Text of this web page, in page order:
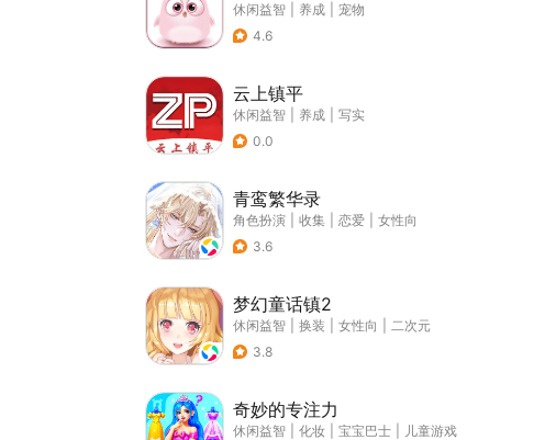
休闲益智 养成
宠物
4.6
云上镇平
休闲益智 养成
写实
0.0
青鸾繁华录
角色扮演 收集 恋爱
女性向
3.6
梦幻童话镇2
休闲益智 换装 女性向
二次元
3.8
奇妙的专注力
休闲益智 化妆 宝宝巴士
儿童游戏